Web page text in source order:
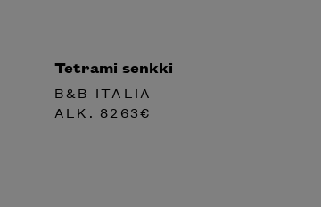
Tetrami senkki
B&B ITALIA
ALK. 8263€